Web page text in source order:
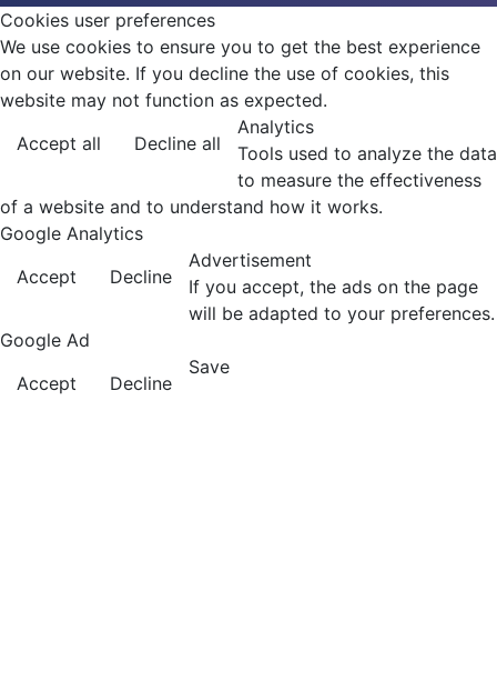
Cookies user preferences
We use cookies to ensure you to get the best experience
on our website. If you decline the use of cookies, this
website may not function as expected.
Accept all
Decline all
Analytics
Tools used to analyze the data
to measure the effectiveness
of a website and to understand how it works.
Google Analytics
Accept
Decline
Advertisement
If you accept, the ads on the page
will be adapted to your preferences.
Google Ad
Accept
Decline
Save